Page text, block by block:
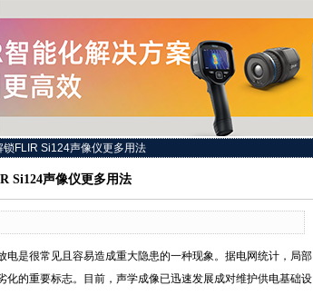
锁FLIR Si124声像仪更多用法
Si124声像仪更多用法
是很常见且容易造成重大隐患的一种现象。据电网统计，局部
的重要标志。目前，声学成像已迅速发展成对维护供电基础设